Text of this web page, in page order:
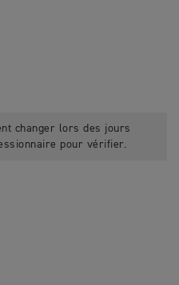
changer lors des jours
pour vérifier.